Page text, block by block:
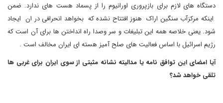
دستگاه های لازم برای بازپروری اورانیوم را از پسماد هست های ندارد. ضمن
اینکه مرکزآب سنگین اراک هنوز افتتاح نشده که بخواهد انحرافی در ان ایجاد
شود. یعنی خلاصه همه این تبلیغات و سر وصدا راه انداختن ها برای آن است که
رژیم اسرائیل با اساس فعالیت های صلح آمیز هسته ای ایران مخالف است .
آیا امضای این توافق نامه یا مدالیته نشانه مثبتی از سوی ایران برای غربی ها
تلقی خواهد شد؟